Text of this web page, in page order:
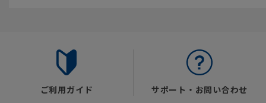
ご利用ガイド サポート・お問い合わせ